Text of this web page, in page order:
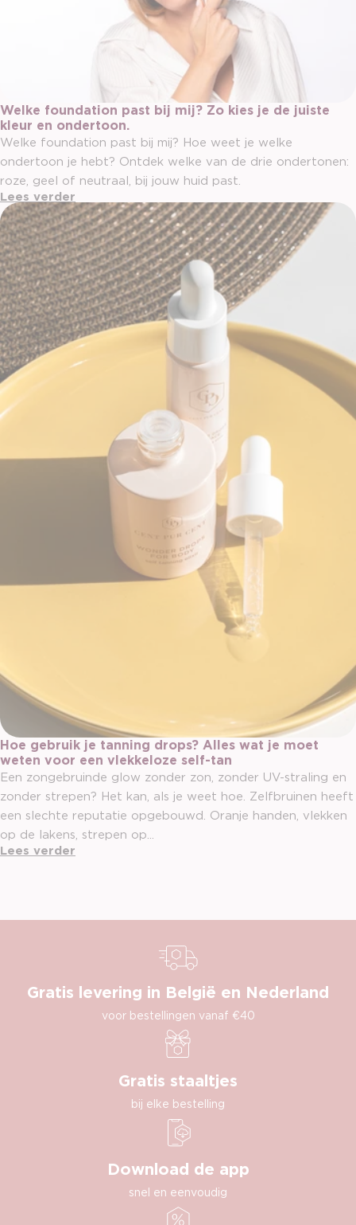
Welke foundation past bij mij? Zo kies je de juiste
kleur en ondertoon.
Welke foundation past bij mij? Hoe weet je welke
ondertoon je hebt? Ontdek welke van de drie ondertonen:
roze, geel of neutraal, bij jouw huid past.
Lees verder
Hoe gebruik je tanning drops? Alles wat je moet
weten voor een vlekkeloze self-tan
Een zongebruinde glow zonder zon, zonder UV-straling en
zonder strepen? Het kan, als je weet hoe. Zelfbruinen heeft
een slechte reputatie opgebouwd. Oranje handen, vlekken
op de lakens, strepen op...
Lees verder
Gratis levering in België en Nederland
voor bestellingen vanaf €40
Gratis staaltjes
bij elke bestelling
Download de app
snel en eenvoudig